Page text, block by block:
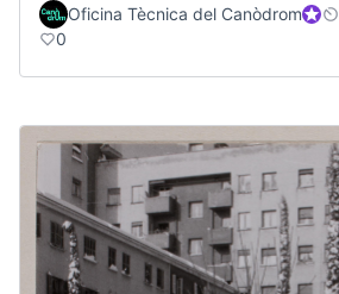
Oficina Tècnica del Canòdrom
0